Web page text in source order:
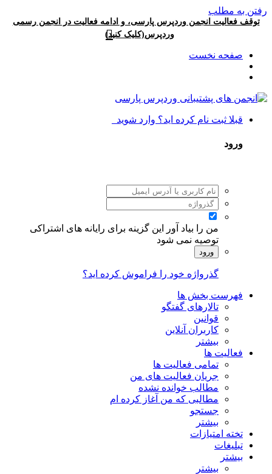
رفتن به مطلب
توقف فعالیت انجمن وردپرس پارسی، و ادامه فعالیت در انجمن رسمی
وردپرس(کلیک کنید)
صفحه نخست
قبلا ثبت نام کرده اید؟ وارد شوید
ورود
من را بیاد آور
این گزینه برای رایانه های اشتراکی
توصیه نمی شود
ورود
گذرواژه خود را فراموش کرده اید؟
فهرست بخش ها
تالارهای گفتگو
قوانین
کاربران آنلاین
بیشتر
فعالیت ها
تمامی فعالیت ها
جریان فعالیت های من
مطالب خوانده نشده
مطالبی که من آغاز کرده ام
جستجو
بیشتر
تخته امتیازات
تبلیغات
بیشتر
بیشتر